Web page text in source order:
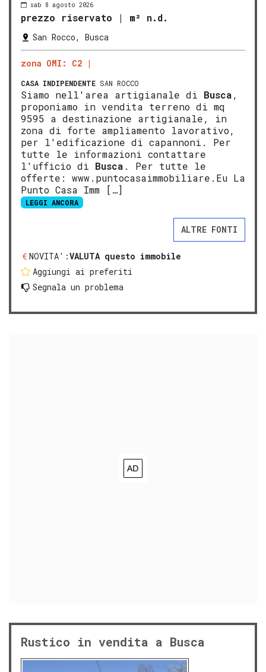
sab 8 agosto 2026
prezzo riservato | m² n.d.
San Rocco, Busca
zona OMI: C2
CASA INDIPENDENTE SAN ROCCO
Siamo nell'area artigianale di Busca,
proponiamo in vendita terreno di mq
9595 a destinazione artigianale, in
zona di forte ampliamento lavorativo,
per l'edificazione di capannoni. Per
tutte le informazioni contattare
l'ufficio di Busca . Per tutte le
offerte: www.puntocasaimmobiliare.Eu La
Punto Casa Imm […]
LEGGI ANCORA
ALTRE FONTI
NOVITA':VALUTA questo immobile
Aggiungi ai preferiti
Segnala un problema
Rustico in vendita a Busca